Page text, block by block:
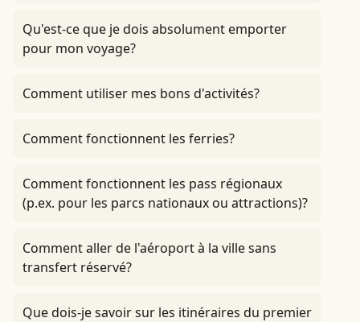
Qu'est-ce que je dois absolument emporter
pour mon voyage?
Comment utiliser mes bons d'activités?
Comment fonctionnent les ferries?
Comment fonctionnent les pass régionaux
(p.ex. pour les parcs nationaux ou attractions)?
Comment aller de l'aéroport à la ville sans
transfert réservé?
Que dois-je savoir sur les itinéraires du premier